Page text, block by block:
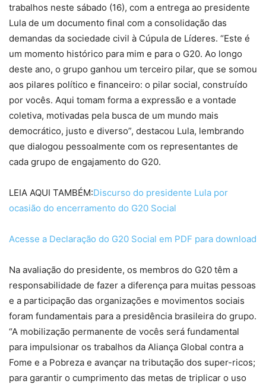
trabalhos neste sábado (16), com a entrega ao presidente
Lula de um documento final com a consolidação das
demandas da sociedade civil à Cúpula de Líderes. “Este é
um momento histórico para mim e para o G20. Ao longo
deste ano, o grupo ganhou um terceiro pilar, que se somou
aos pilares político e financeiro: o pilar social, construído
por vocês. Aqui tomam forma a expressão e a vontade
coletiva, motivadas pela busca de um mundo mais
democrático, justo e diverso”, destacou Lula, lembrando
que dialogou pessoalmente com os representantes de
cada grupo de engajamento do G20.
LEIA AQUI TAMBÉM:Discurso do presidente Lula por
ocasião do encerramento do G20 Social
Acesse a Declaração do G20 Social em PDF para download
Na avaliação do presidente, os membros do G20 têm a
responsabilidade de fazer a diferença para muitas pessoas
e a participação das organizações e movimentos sociais
foram fundamentais para a presidência brasileira do grupo.
“A mobilização permanente de vocês será fundamental
para impulsionar os trabalhos da Aliança Global contra a
Fome e a Pobreza e avançar na tributação dos super-ricos;
para garantir o cumprimento das metas de triplicar o uso